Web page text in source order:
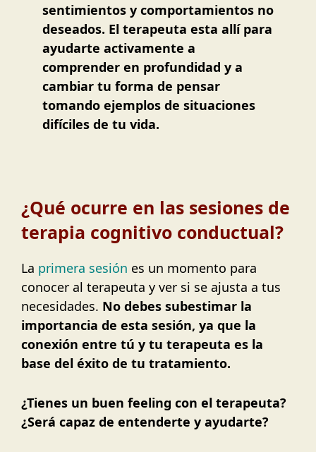
sentimientos y comportamientos no
deseados. El terapeuta esta allí para
ayudarte activamente a
comprender en profundidad y a
cambiar tu forma de pensar
tomando ejemplos de situaciones
difíciles de tu vida.
¿Qué ocurre en las sesiones de
terapia cognitivo conductual?
La primera sesión es un momento para
conocer al terapeuta y ver si se ajusta a tus
necesidades. No debes subestimar la
importancia de esta sesión, ya que la
conexión entre tú y tu terapeuta es la
base del éxito de tu tratamiento.
¿Tienes un buen feeling con el terapeuta?
¿Será capaz de entenderte y ayudarte?